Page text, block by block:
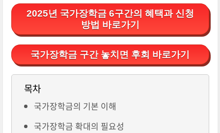
2025년 국가장학금 6구간의 혜택과 신청
방법 바로가기
국가장학금 구간 놓치면 후회 바로가기
목차
국가장학금의 기본 이해
국가장학금 확대의 필요성